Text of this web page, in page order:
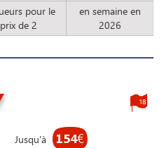
pour le
prix de 2
en semaine en
2026
Jusqu'à 154€
18